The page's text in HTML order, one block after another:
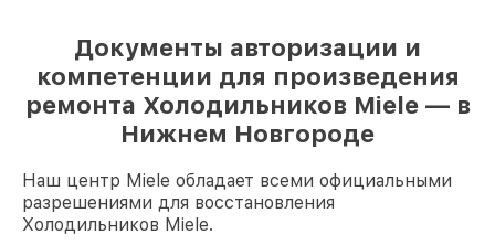
Документы авторизации и
компетенции для произведения
ремонта Холодильников Miele — в
Нижнем Новгороде
Наш центр Miele обладает всеми официальными
разрешениями для восстановления
Холодильников Miele.